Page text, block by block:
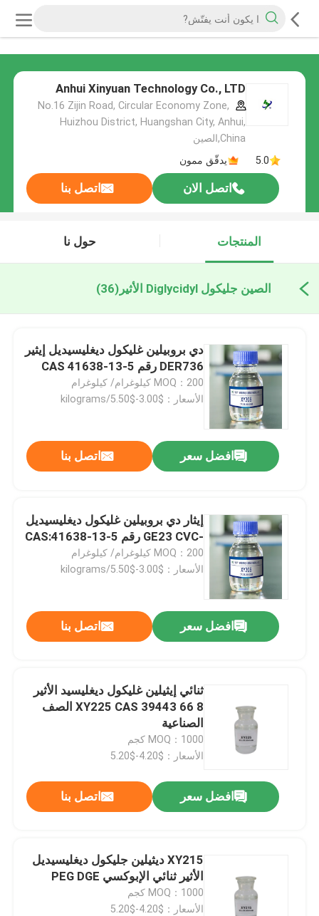
Anhui Xinyuan Technology Co., LTD
No.16 Zijin Road, Circular Economy Zone,
Huizhou District, Huangshan City, Anhui,
China,الصين
5.0
يدقّق ممون
اتصل الان اتصل بنا
المنتجات حول نا
الصين جليكول Diglycidyl الأثير (36)
دي بروبيلين غليكول ديغليسيديل إيثير
DER736 رقم CAS 41638-13-5
MOQ：200 كيلوغرام/ كيلوغرام
الأسعار：$3.00-$5.50/kilograms
افضل سعر اتصل بنا
إيثار دي بروبيلين غليكول ديغليسيديل
-GE23 CVC رقم CAS:41638-13-5
MOQ：200 كيلوغرام/ كيلوغرام
الأسعار：$3.00-$5.50/kilograms
افضل سعر اتصل بنا
ثنائي إيثيلين غليكول ديغليسيد الأثير
XY225 CAS 39443 66 8 الصف
الصناعية
MOQ：1000 كجم
الأسعار：$4.20-$5.20
افضل سعر اتصل بنا
XY215 ديثيلين جليكول ديغليسيديل
الأثير ثنائي الإبوكسي PEG DGE
MOQ：1000 كجم
الأسعار：$4.20-$5.20